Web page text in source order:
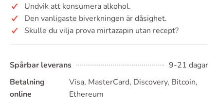
Undvik att konsumera alkohol.
Den vanligaste biverkningen är dåsighet.
Skulle du vilja prova mirtazapin utan recept?
Spårbar leverans
9-21 dagar
Betalning
online
Visa, MasterCard, Discovery, Bitcoin,
Ethereum